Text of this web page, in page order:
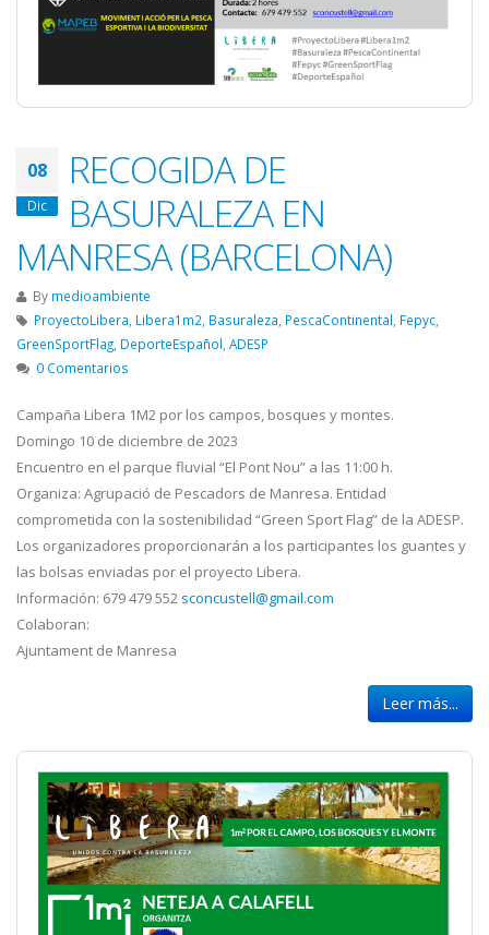
08
Dic
RECOGIDA DE
BASURALEZA EN
MANRESA (BARCELONA)
By medioambiente
ProyectoLibera Libera1m2 Basuraleza PescaContinental Fepyc
GreenSportFlag DeporteEspañol ADESP
0 Comentarios
Campaña Libera 1M2 por los campos, bosques y montes.
Domingo 10 de diciembre de 2023
Encuentro en el parque fluvial “El Pont Nou” a las 11:00 h.
Organiza: Agrupació de Pescadors de Manresa. Entidad
comprometida con la sostenibilidad “Green Sport Flag” de la ADESP.
Los organizadores proporcionarán a los participantes los guantes y
las bolsas enviadas por el proyecto Libera.
Información: 679 479 552 sconcustell@gmail.com
Colaboran:
Ajuntament de Manresa
Leer más...